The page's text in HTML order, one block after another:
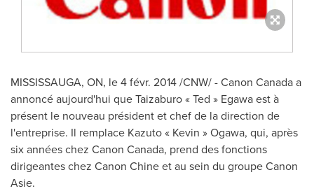
MISSISSAUGA, ON, le 4 févr. 2014 /CNW/ - Canon Canada a
annoncé aujourd'hui que Taizaburo « Ted » Egawa est à
présent le nouveau président et chef de la direction de
l'entreprise. Il remplace Kazuto « Kevin » Ogawa, qui, après
six années chez Canon Canada, prend des fonctions
dirigeantes chez Canon Chine et au sein du groupe Canon
Asie.